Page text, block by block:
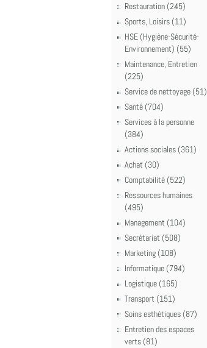
Restauration (245)
Sports, Loisirs (11)
HSE (Hygiène-Sécurité-
Environnement) (55)
Maintenance, Entretien
(225)
Service de nettoyage (51)
Santé (704)
Services à la personne
(384)
Actions sociales (361)
Achat (30)
Comptabilité (522)
Ressources humaines
(495)
Management (104)
Secrétariat (508)
Marketing (108)
Informatique (794)
Logistique (165)
Transport (151)
Soins esthétiques (87)
Entretien des espaces
verts (81)